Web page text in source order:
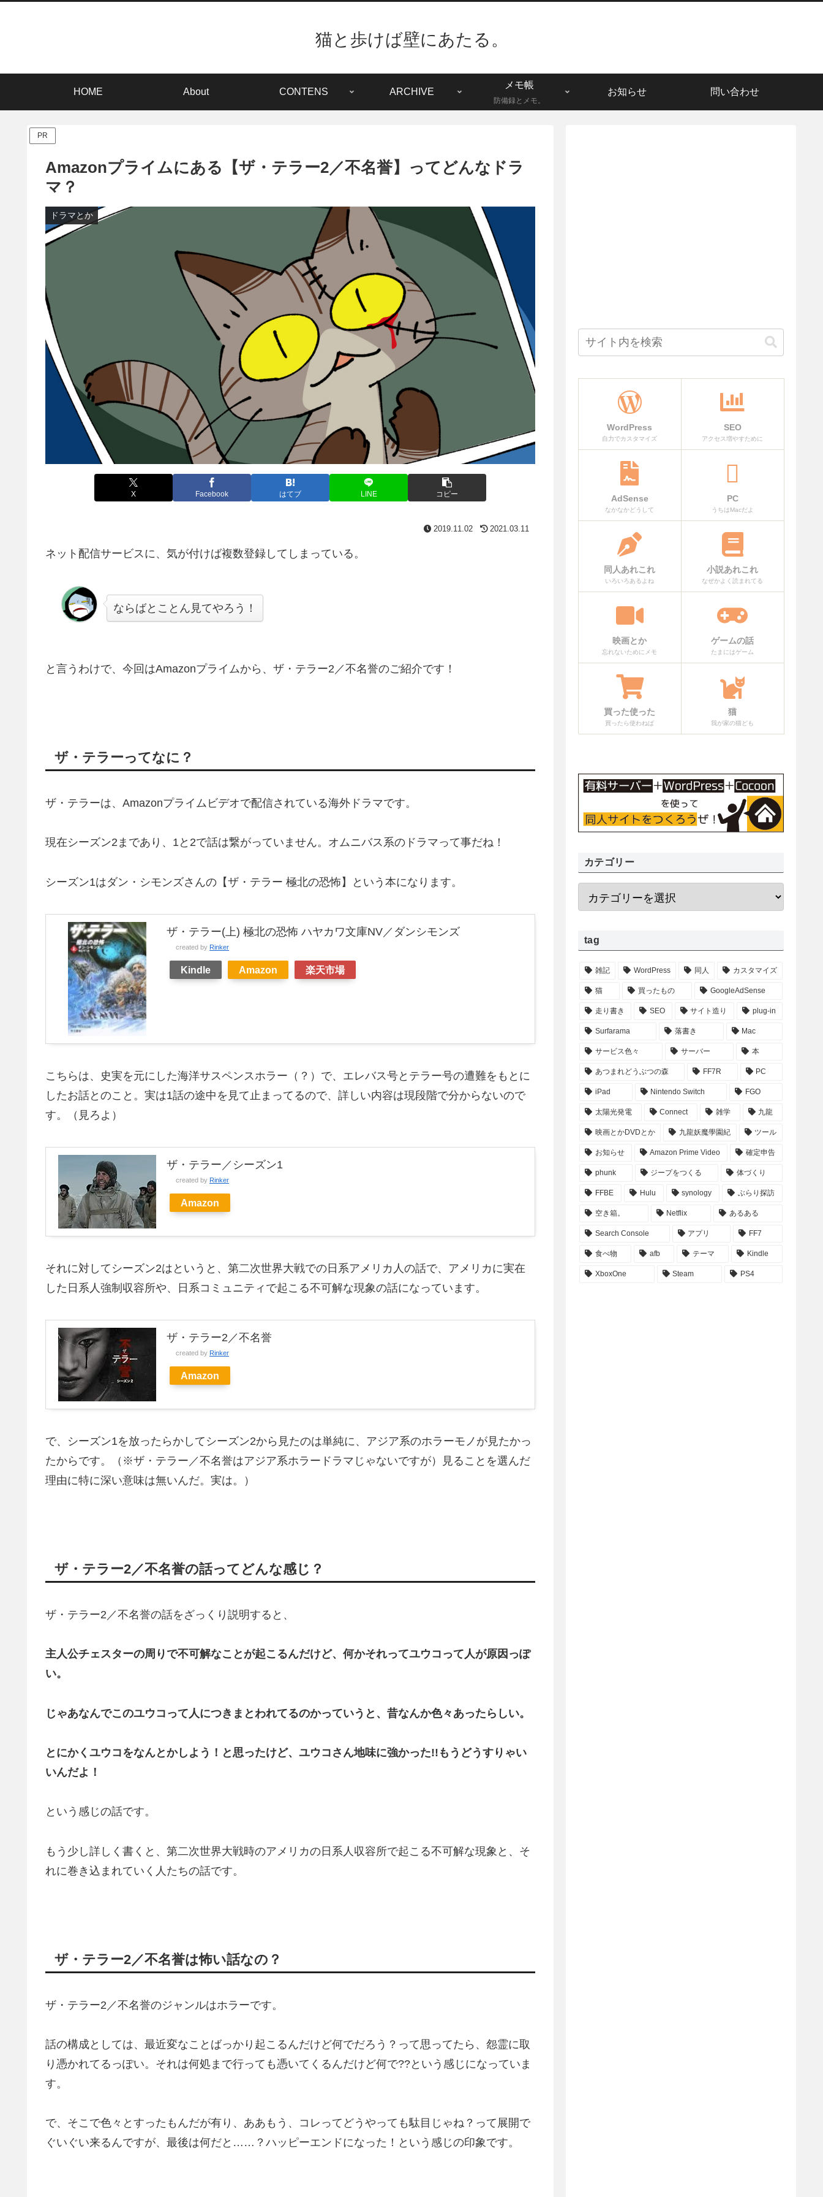
猫と歩けば壁にあたる。
HOME About CONTENS ARCHIVE
メモ帳
防備録とメモ。
お知らせ 問い合わせ
PR
Amazonプライムにある【ザ・テラー2／不名誉】ってどんなドラ
マ？
ドラマとか
X Facebook はてブ LINE コピー
2019.11.02 2021.03.11
ネット配信サービスに、気が付けば複数登録してしまっている。
ならばとことん見てやろう！
と言うわけで、今回はAmazonプライムから、ザ・テラー2／不名誉のご紹介です！
ザ・テラーってなに？
ザ・テラーは、Amazonプライムビデオで配信されている海外ドラマです。
現在シーズン2まであり、1と2で話は繋がっていません。オムニバス系のドラマって事だね！
シーズン1はダン・シモンズさんの【ザ・テラー 極北の恐怖】という本になります。
ザ・テラー(上) 極北の恐怖 ハヤカワ文庫NV／ダンシモンズ
created by Rinker
Kindle Amazon 楽天市場
こちらは、史実を元にした海洋サスペンスホラー（？）で、エレバス号とテラー号の遭難をもとに
したお話とのこと。実は1話の途中を見て止まってるので、詳しい内容は現段階で分からないので
す。（見ろよ）
ザ・テラー／シーズン1
created by Rinker
Amazon
それに対してシーズン2はというと、第二次世界大戦での日系アメリカ人の話で、アメリカに実在
した日系人強制収容所や、日系コミュニティで起こる不可解な現象の話になっています。
ザ・テラー2／不名誉
created by Rinker
Amazon
で、シーズン1を放ったらかしてシーズン2から見たのは単純に、アジア系のホラーモノが見たかっ
たからです。（※ザ・テラー／不名誉はアジア系ホラードラマじゃないですが）見ることを選んだ
理由に特に深い意味は無いんだ。実は。）
ザ・テラー2／不名誉の話ってどんな感じ？
ザ・テラー2／不名誉の話をざっくり説明すると、
主人公チェスターの周りで不可解なことが起こるんだけど、何かそれってユウコって人が原因っぽ
い。
じゃあなんでこのユウコって人につきまとわれてるのかっていうと、昔なんか色々あったらしい。
とにかくユウコをなんとかしよう！と思ったけど、ユウコさん地味に強かった!!もうどうすりゃい
いんだよ！
という感じの話です。
もう少し詳しく書くと、第二次世界大戦時のアメリカの日系人収容所で起こる不可解な現象と、そ
れに巻き込まれていく人たちの話です。
ザ・テラー2／不名誉は怖い話なの？
ザ・テラー2／不名誉のジャンルはホラーです。
話の構成としては、最近変なことばっかり起こるんだけど何でだろう？って思ってたら、怨霊に取
り憑かれてるっぽい。それは何処まで行っても憑いてくるんだけど何で??という感じになっていま
す。
で、そこで色々とすったもんだが有り、ああもう、コレってどうやっても駄目じゃね？って展開で
ぐいぐい来るんですが、最後は何だと……？ハッピーエンドになった！という感じの印象です。
WordPress
自力でカスタマイズ
SEO
アクセス増やすために
AdSense
なかなかどうして
PC
うちはMacだよ
同人あれこれ
いろいろあるよね
小説あれこれ
なぜかよく読まれてる
映画とか
忘れないためにメモ
ゲームの話
たまにはゲーム
買った使った
買ったら使わねば
猫
我が家の猫ども
カテゴリー
tag
雑記 WordPress 同人 カスタマイズ
猫 買ったもの GoogleAdSense
走り書き SEO サイト造り plug-in
Surfarama 落書き Mac
サービス色々 サーバー 本
あつまれどうぶつの森 FF7R PC
iPad Nintendo Switch FGO
太陽光発電 Connect 雑学 九龍
映画とかDVDとか 九龍妖魔學園紀 ツール
お知らせ Amazon Prime Video 確定申告
phunk ジープをつくる 体づくり
FFBE Hulu synology ぶらり探訪
空き箱。 Netflix あるある
Search Console アプリ FF7
食べ物 afb テーマ Kindle
XboxOne Steam PS4